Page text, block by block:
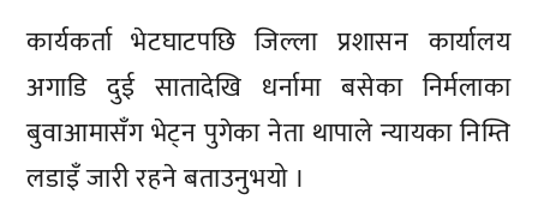
कार्यकर्ता भेटघाटपछि जिल्ला प्रशासन कार्यालय
अगाडि दुई सातादेखि धर्नामा बसेका निर्मलाका
बुवाआमासँग भेट्न पुगेका नेता थापाले न्यायका निम्ति
लडाइँ जारी रहने बताउनुभयो ।